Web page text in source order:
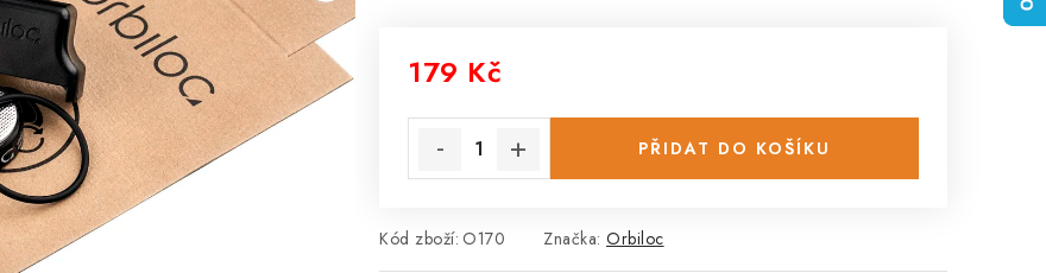
179 Kč
PŘIDAT DO KOŠÍKU
Kód zboží: O170 Značka: Orbiloc